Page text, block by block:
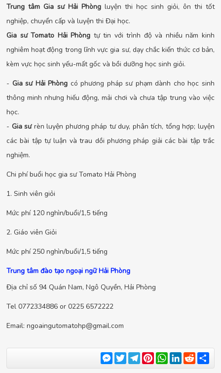
Trung tâm Gia sư Hải Phòng luyện thi học sinh giỏi, ôn thi tốt
nghiệp, chuyển cấp và luyện thi Đại học.
Gia sư Tomato Hải Phòng tự tin với trình độ và nhiều năm kinh
nghiêm hoạt động trong lĩnh vực gia sư, dạy chắc kiến thức cơ bản,
kèm vực học sinh yếu-mất gốc và bồi dưỡng học sinh giỏi.
- Gia sư Hải Phòng có phương pháp sư phạm dành cho học sinh
thông minh nhưng hiếu động, mải chơi và chưa tập trung vào việc
học.
- Gia sưrèn luyện phương pháp tư duy, phân tích, tổng hợp; luyện
các bài tập tự luận và trau dồi phương pháp giải các bài tập trắc
nghiệm.
Chi phí buổi học gia sư Tomato Hải Phòng
1. Sinh viên giỏi
Mức phí 120 nghìn/buổi/1,5 tiếng
2. Giáo viên Giỏi
Mức phí 250 nghìn/buổi/1,5 tiếng
Trung tâm đào tạo ngoại ngữ Hải Phòng
Địa chỉ số 94 Quán Nam, Ngô Quyền, Hải Phòng
Tel 0772334886 or 0225 6572222
Email: ngoaingutomatohp@gmail.com
Messenger
TwitterTelegram
Pinterest
WhatsApp
LinkedIn
Reddit